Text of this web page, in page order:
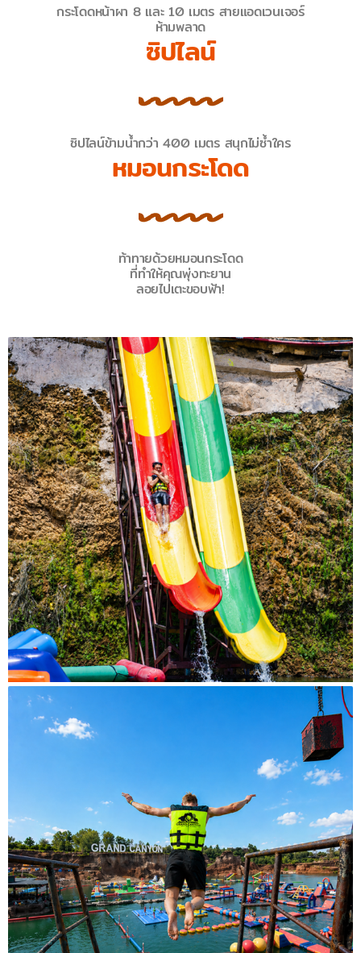
กระโดดหน้าผา 8 และ 10 เมตร สายแอดเวนเจอร์
ห้ามพลาด
ซิปไลน์
ซิปไลน์ข้ามน้ำกว่า 400 เมตร สนุกไม่ซ้ำใคร
หมอนกระโดด
ท้าทายด้วยหมอนกระโดด
ที่ทำให้คุณพุ่งทะยาน
ลอยไปเตะขอบฟ้า!